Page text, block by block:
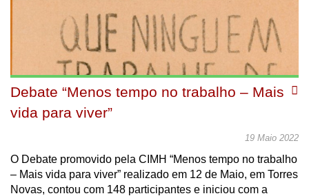
Debate “Menos tempo no trabalho – Mais
vida para viver”
19 Maio 2022
O Debate promovido pela CIMH “Menos tempo no trabalho
– Mais vida para viver” realizado em 12 de Maio, em Torres
Novas, contou com 148 participantes e iniciou com a